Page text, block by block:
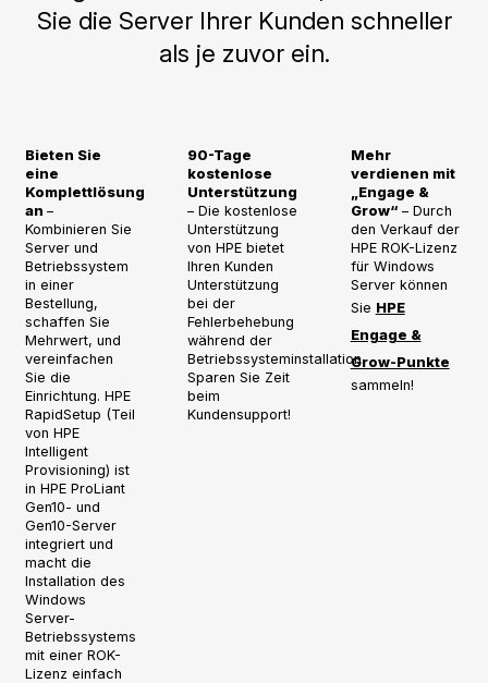
Sie die Server Ihrer Kunden schneller
als je zuvor ein.
Bieten Sie
eine
Komplettlösung
an –
Kombinieren Sie
Server und
Betriebssystem
in einer
Bestellung,
schaffen Sie
Mehrwert, und
vereinfachen
Sie die
Einrichtung. HPE
RapidSetup (Teil
von HPE
Intelligent
Provisioning) ist
in HPE ProLiant
Gen10- und
Gen10-Server
integriert und
macht die
Installation des
Windows
Server-
Betriebssystems
mit einer ROK-
Lizenz einfach
90-Tage
kostenlose
Unterstützung
– Die kostenlose
Unterstützung
von HPE bietet
Ihren Kunden
Unterstützung
bei der
Fehlerbehebung
während der
Betriebssysteminstallation.
Sparen Sie Zeit
beim
Kundensupport!
Mehr
verdienen mit
„Engage &
Grow“– Durch
den Verkauf der
HPE ROK-Lizenz
für Windows
Server können
Sie HPE
Engage &
Grow-Punkte
sammeln!